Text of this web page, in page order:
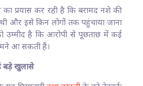
प्रयास कर रही है कि बरामद नशे की
और इसे किन लोगों तक पहुंचाया जाना
उम्मीद है कि आरोपी से पूछताछ में कई
आ सकती हैं।
बड़े खुलासे